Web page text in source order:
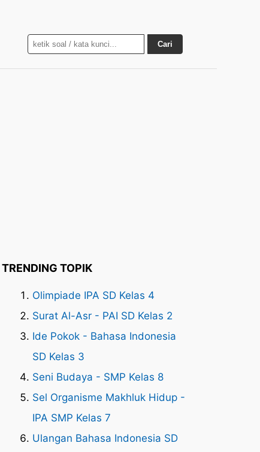
Cari
TRENDING TOPIK
Olimpiade IPA SD Kelas 4
Surat Al-Asr - PAI SD Kelas 2
Ide Pokok - Bahasa Indonesia
SD Kelas 3
Seni Budaya - SMP Kelas 8
Sel Organisme Makhluk Hidup -
IPA SMP Kelas 7
Ulangan Bahasa Indonesia SD